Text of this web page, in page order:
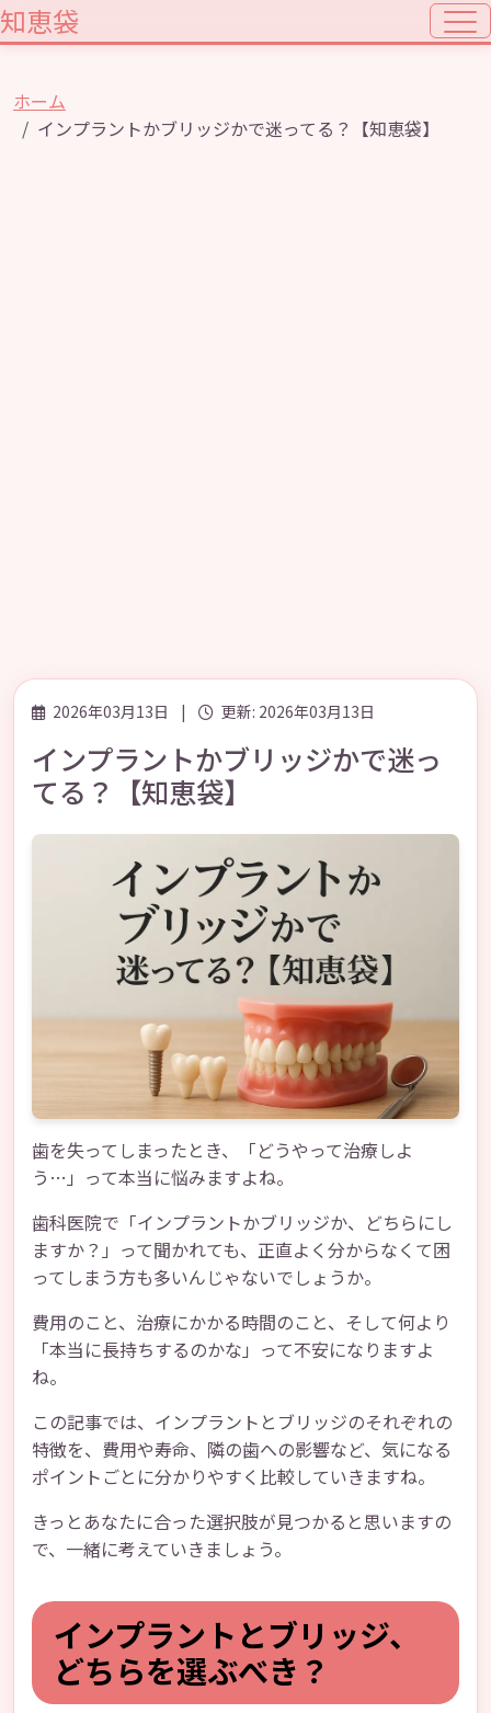
知恵袋
ホーム
インプラントかブリッジかで迷ってる？【知恵袋】
2026年03月13日 | 更新: 2026年03月13日
インプラントかブリッジかで迷っ
てる？【知恵袋】
歯を失ってしまったとき、「どうやって治療しよ
う…」って本当に悩みますよね。
歯科医院で「インプラントかブリッジか、どちらにし
ますか？」って聞かれても、正直よく分からなくて困
ってしまう方も多いんじゃないでしょうか。
費用のこと、治療にかかる時間のこと、そして何より
「本当に長持ちするのかな」って不安になりますよ
ね。
この記事では、インプラントとブリッジのそれぞれの
特徴を、費用や寿命、隣の歯への影響など、気になる
ポイントごとに分かりやすく比較していきますね。
きっとあなたに合った選択肢が見つかると思いますの
で、一緒に考えていきましょう。
インプラントとブリッジ、
どちらを選ぶべき？